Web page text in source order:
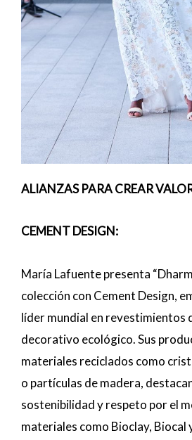
ALIANZAS PARA CREAR
CEMENT DESIGN:
María Lafuente presenta
colección con Cement Design,
líder mundial en revestimientos
decorativo ecológico. Sus
materiales reciclados como
o partículas de madera,
sostenibilidad y respeto por el
materiales como Bioclay, Biocal